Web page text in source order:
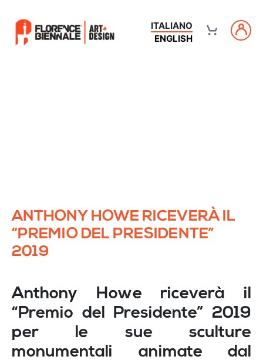
ITALIANO
ENGLISH
ANTHONY HOWE RICEVERÀ IL
“PREMIO DEL PRESIDENTE”
2019
Anthony Howe riceverà il
“Premio del Presidente” 2019
per le sue sculture
monumentali animate dal